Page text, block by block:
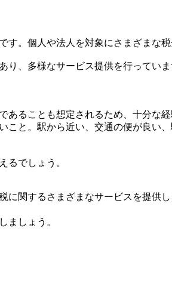
。個人や法人を対象にさまざまな
り、多様なサービス提供を行って
あることも想定されるため、十分な
と。駅から近い、交通の便が良い
るでしょう。
関するさまざまなサービスを提供
ましょう。